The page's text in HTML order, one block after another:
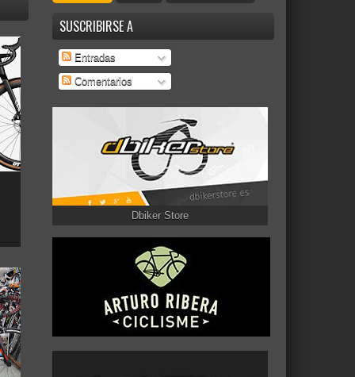
SUSCRIBIRSE A
Entradas
Comentarios
Dbiker Store